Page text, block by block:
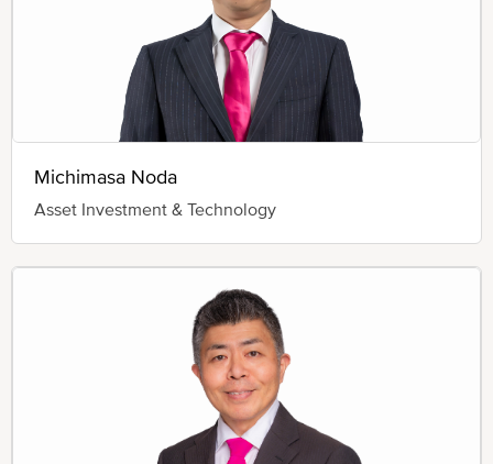
Michimasa Noda
Asset Investment & Technology